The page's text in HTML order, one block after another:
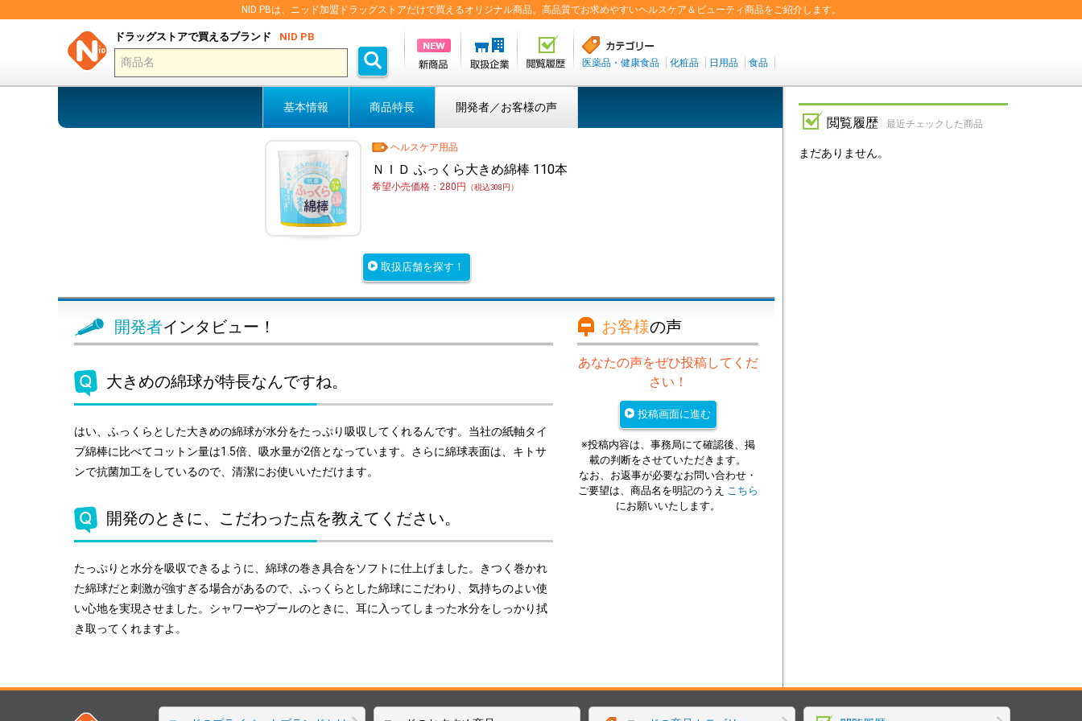
NID PBは、ニッド加盟ドラッグストアだけで買えるオリジナル商品。高品質でお求めやすいヘルスケア＆ビューティ商品をご紹介します。
ドラッグストアで買えるブランド NID PB
医薬品・健康食品 化粧品 日用品 食品
閲覧履歴 最近チェックした商品
まだありません。
基本情報 商品特長 開発者／お客様の声
ヘルスケア用品
ＮＩＤ ふっくら大きめ綿棒 110本
希望小売価格：280円 （税込308円）
取扱店舗を探す！
開発者インタビュー！
大きめの綿球が特長なんですね。
はい、ふっくらとした大きめの綿球が水分をたっぷり吸収してくれるんです。当社の紙軸タイ
プ綿棒に比べてコットン量は1.5倍、吸水量が2倍となっています。さらに綿球表面は、キトサ
ンで抗菌加工をしているので、清潔にお使いいただけます。
開発のときに、こだわった点を教えてください。
たっぷりと水分を吸収できるように、綿球の巻き具合をソフトに仕上げました。きつく巻かれ
た綿球だと刺激が強すぎる場合があるので、ふっくらとした綿球にこだわり、気持ちのよい使
い心地を実現させました。シャワーやプールのときに、耳に入ってしまった水分をしっかり拭
き取ってくれますよ。
お客様の声
あなたの声をぜひ投稿してくだ
さい！
投稿画面に進む
※投稿内容は、事務局にて確認後、掲
載の判断をさせていただきます。
なお、お返事が必要なお問い合わせ・
ご要望は、商品名を明記のうえ
こちら
にお願いいたします。